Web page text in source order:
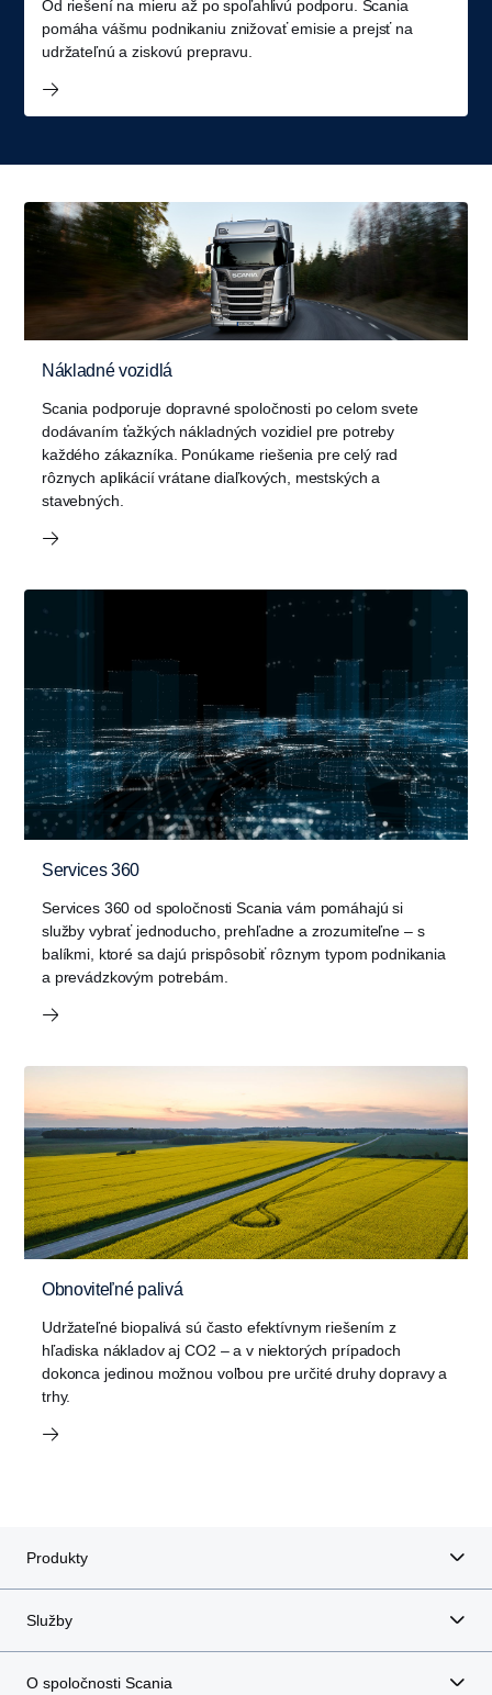
Od riešení na mieru až po spoľahlivú podporu. Scania
pomáha vášmu podnikaniu znižovať emisie a prejsť na
udržateľnú a ziskovú prepravu.
Nákladné vozidlá
Scania podporuje dopravné spoločnosti po celom svete
dodávaním ťažkých nákladných vozidiel pre potreby
každého zákazníka. Ponúkame riešenia pre celý rad
rôznych aplikácií vrátane diaľkových, mestských a
stavebných.
Services 360
Services 360 od spoločnosti Scania vám pomáhajú si
služby vybrať jednoducho, prehľadne a zrozumiteľne – s
balíkmi, ktoré sa dajú prispôsobiť rôznym typom podnikania
a prevádzkovým potrebám.
Obnoviteľné palivá
Udržateľné biopalivá sú často efektívnym riešením z
hľadiska nákladov aj CO2 – a v niektorých prípadoch
dokonca jedinou možnou voľbou pre určité druhy dopravy a
trhy.
Produkty
Služby
O spoločnosti Scania